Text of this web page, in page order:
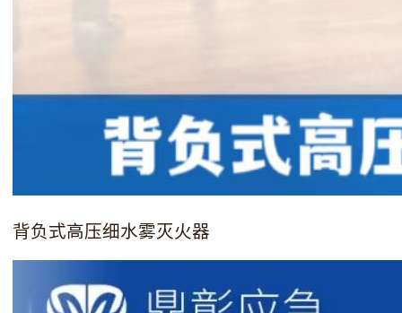
背负式高压细水雾灭火器